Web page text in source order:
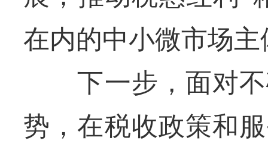
在内的中小微市场主
下一步，面对不
势，在税收政策和